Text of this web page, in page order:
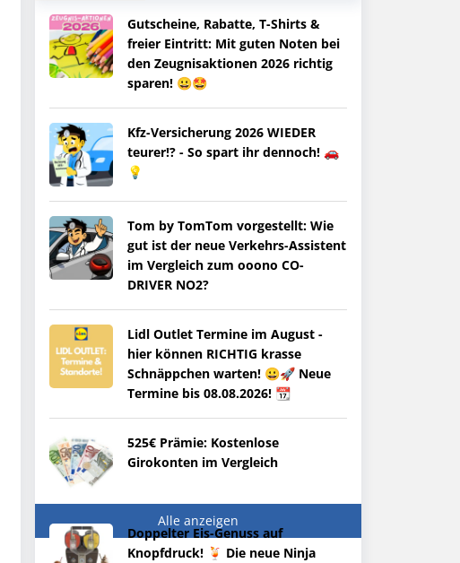
Gutscheine, Rabatte, T-Shirts &
freier Eintritt: Mit guten Noten bei
den Zeugnisaktionen 2026 richtig
sparen! 😀🤩
Kfz-Versicherung 2026 WIEDER
teurer!? - So spart ihr dennoch! 🚗
💡
Tom by TomTom vorgestellt: Wie
gut ist der neue Verkehrs-Assistent
im Vergleich zum ooono CO-
DRIVER NO2?
Lidl Outlet Termine im August -
hier können RICHTIG krasse
Schnäppchen warten! 😀🚀 Neue
Termine bis 08.08.2026! 📆
525€ Prämie: Kostenlose
Girokonten im Vergleich
Alle anzeigen
Doppelter Eis-Genuss auf
Knopfdruck! 🍹 Die neue Ninja